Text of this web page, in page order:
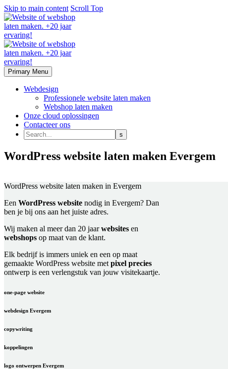
Skip to main content Scroll Top
Primary Menu
Webdesign
Professionele website laten maken
Webshop laten maken
Onze cloud oplossingen
Contacteer ons
WordPress website laten maken Evergem
WordPress website laten maken in Evergem
Een WordPress website nodig in Evergem? Dan
ben je bij ons aan het juiste adres.
Wij maken al meer dan 20 jaarwebsites en
webshops op maat van de klant.
Elk bedrijf is immers uniek en een op maat
gemaakte WordPress website met pixel precies
ontwerp is een verlengstuk van jouw visitekaartje.
one-page website
webdesign Evergem
copywriting
koppelingen
logo ontwerpen Evergem